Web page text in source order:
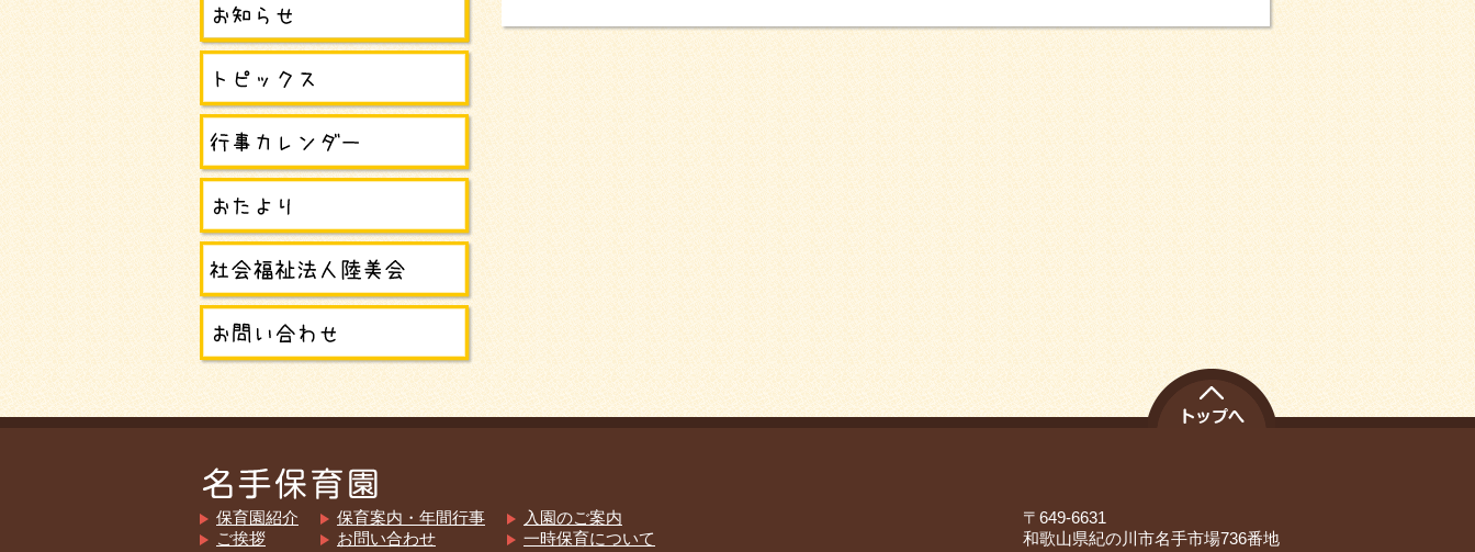
保育園紹介
ご挨拶
保育案内・年間行事
お問い合わせ
入園のご案内
一時保育について
〒649-6631
和歌山県紀の川市名手市場736番地